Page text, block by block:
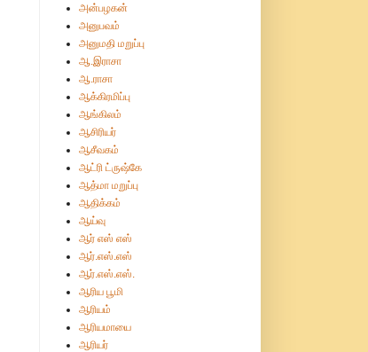
அன்பழகன்
அனுபவம்
அனுமதி மறுப்பு
ஆ.இராசா
ஆ.ராசா
ஆக்கிரமிப்பு
ஆங்கிலம்
ஆசிரியர்
ஆசீவகம்
ஆட்ரி ட்ருஷ்கே
ஆத்மா மறுப்பு
ஆதிக்கம்
ஆய்வு
ஆர் எஸ் எஸ்
ஆர்.எஸ்.எஸ்
ஆர்.எஸ்.எஸ்.
ஆரிய பூமி
ஆரியம்
ஆரியமாயை
ஆரியர்